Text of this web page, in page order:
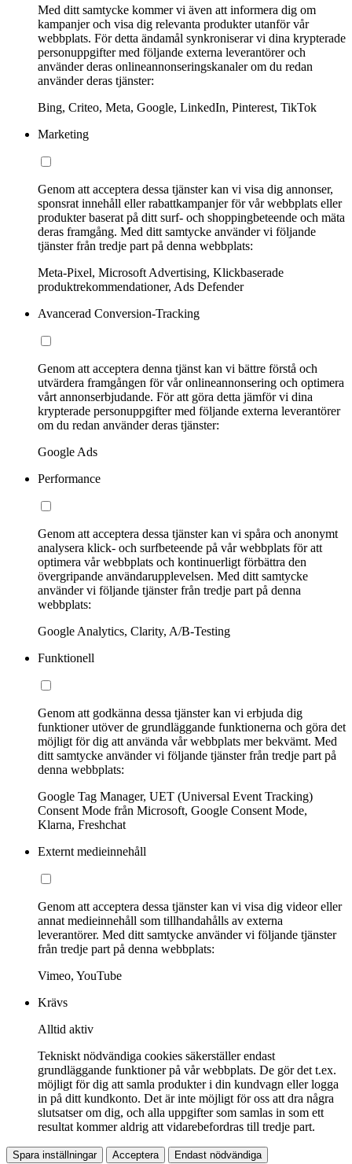
Med ditt samtycke kommer vi även att informera dig om
kampanjer och visa dig relevanta produkter utanför vår
webbplats. För detta ändamål synkroniserar vi dina krypterade
personuppgifter med följande externa leverantörer och
använder deras onlineannonseringskanaler om du redan
använder deras tjänster:
Bing, Criteo, Meta, Google, LinkedIn, Pinterest, TikTok
Marketing
Genom att acceptera dessa tjänster kan vi visa dig annonser,
sponsrat innehåll eller rabattkampanjer för vår webbplats eller
produkter baserat på ditt surf- och shoppingbeteende och mäta
deras framgång. Med ditt samtycke använder vi följande
tjänster från tredje part på denna webbplats:
Meta-Pixel, Microsoft Advertising, Klickbaserade
produktrekommendationer, Ads Defender
Avancerad Conversion-Tracking
Genom att acceptera denna tjänst kan vi bättre förstå och
utvärdera framgången för vår onlineannonsering och optimera
vårt annonserbjudande. För att göra detta jämför vi dina
krypterade personuppgifter med följande externa leverantörer
om du redan använder deras tjänster:
Google Ads
Performance
Genom att acceptera dessa tjänster kan vi spåra och anonymt
analysera klick- och surfbeteende på vår webbplats för att
optimera vår webbplats och kontinuerligt förbättra den
övergripande användarupplevelsen. Med ditt samtycke
använder vi följande tjänster från tredje part på denna
webbplats:
Google Analytics, Clarity, A/B-Testing
Funktionell
Genom att godkänna dessa tjänster kan vi erbjuda dig
funktioner utöver de grundläggande funktionerna och göra det
möjligt för dig att använda vår webbplats mer bekvämt. Med
ditt samtycke använder vi följande tjänster från tredje part på
denna webbplats:
Google Tag Manager, UET (Universal Event Tracking)
Consent Mode från Microsoft, Google Consent Mode,
Klarna, Freshchat
Externt medieinnehåll
Genom att acceptera dessa tjänster kan vi visa dig videor eller
annat medieinnehåll som tillhandahålls av externa
leverantörer. Med ditt samtycke använder vi följande tjänster
från tredje part på denna webbplats:
Vimeo, YouTube
Krävs
Alltid aktiv
Tekniskt nödvändiga cookies säkerställer endast
grundläggande funktioner på vår webbplats. De gör det t.ex.
möjligt för dig att samla produkter i din kundvagn eller logga
in på ditt kundkonto. Det är inte möjligt för oss att dra några
slutsatser om dig, och alla uppgifter som samlas in som ett
resultat kommer aldrig att vidarebefordras till tredje part.
Spara inställningar Acceptera Endast nödvändiga